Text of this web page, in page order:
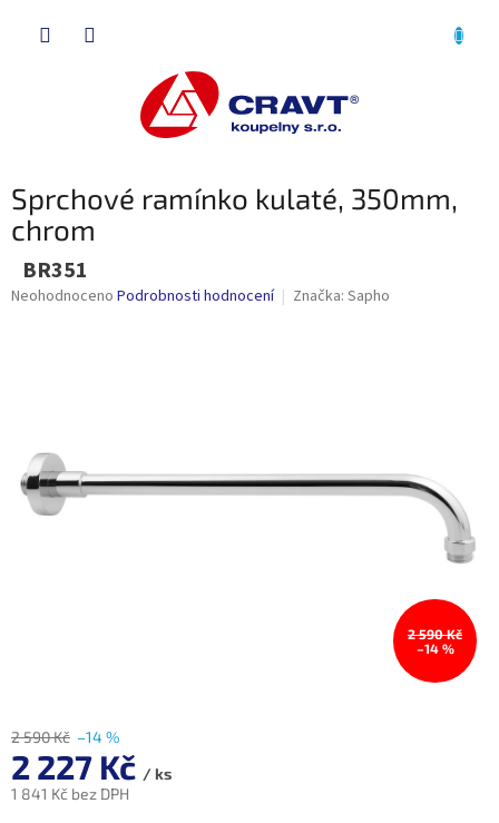
Sprchové ramínko kulaté, 350mm,
chrom
BR351
Průměrné
Neohodnoceno Podrobnosti hodnocení Značka: Sapho
2 590 Kč
–14 %
2 590 Kč –14 %
2 227 Kč / ks
1 841 Kč bez DPH